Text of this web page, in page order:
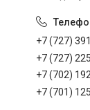
+7 (727)
+7 (727)
+7 (702)
+7 (701)